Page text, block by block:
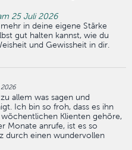
25 Juli 2026
in deine eigene Stärke
gut halten kannst, wie du
und Gewissheit in dir.
allem was sagen und
Ich bin so froh, dass es ihn
Klienten gehöre,
Monate anrufe, ist es so
durch einen wundervollen